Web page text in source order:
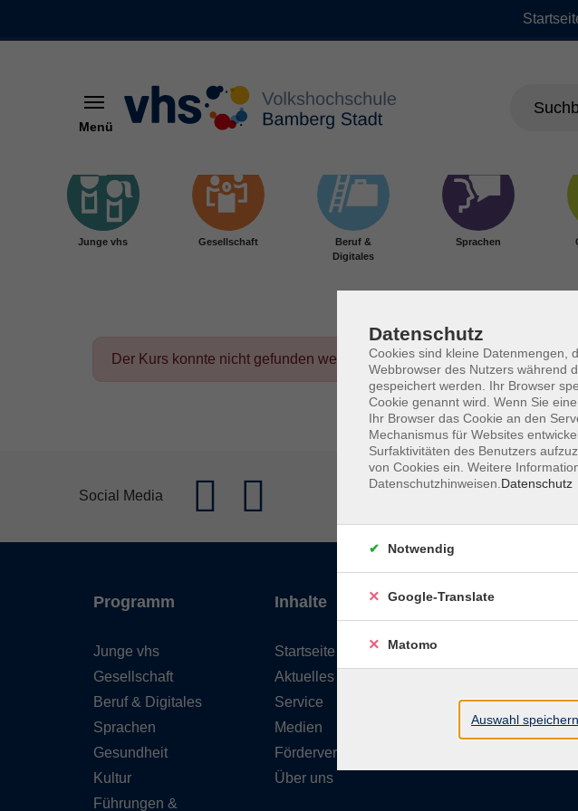
Menü
Junge vhs Gesellschaft
Beruf &
Digitales
Sprachen
Der Kurs konnte nicht gefunden werden.
Social Media
Programm
Junge vhs
Gesellschaft
Beruf & Digitales
Sprachen
Gesundheit
Kultur
Führungen &
Inhalte
Startseite
Aktuelles
Service
Medien
Förderverein
Über uns
vhs Bamberg
96052 Bamberg
Datenschutz
Cookies sind kleine Datenmengen,
Webbrowser des Nutzers während
gespeichert werden. Ihr Browser
Cookie genannt wird. Wenn Sie
Ihr Browser das Cookie an den
Mechanismus für Websites
Surfaktivitäten des Benutzers
von Cookies ein. Weitere
Datenschutzhinweisen. Datenschutz
Notwendig
Google-Translate
Matomo
Auswahl speichern